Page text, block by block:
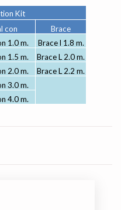
Kit
con
Brace
1.0 m.
Brace l 1.8 m.
1.5m.
Brace L 2.0 m.
2.0 m.
Brace L 2.2 m.
3.0 m.
4.0 m.